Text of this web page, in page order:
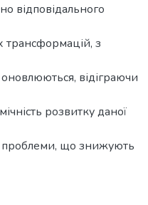
відповідального
трансформацій, з
відіграючи
розвитку даної
проблеми, що знижують